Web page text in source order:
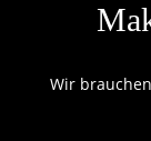
Wir